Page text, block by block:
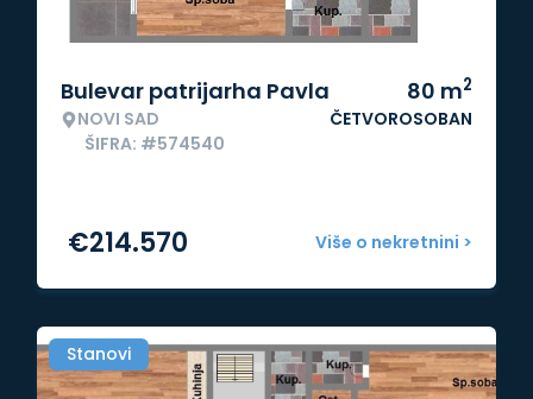
Bulevar patrijarha Pavla
NOVI SAD
ŠIFRA: #574540
80 m2
ČETVOROSOBAN
Više o nekretnini >
€214.570
Stanovi